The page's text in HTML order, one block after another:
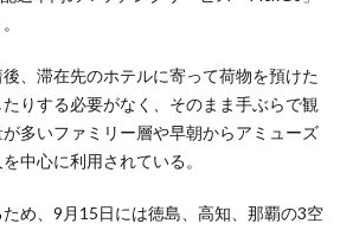
、滞在先のホテルに寄って荷物を預けた
りする必要がなく、そのまま手ぶらで観
多いファミリー層や早朝からアミューズ
中心に利用されている。
め、9月15日には徳島、高知、那覇の3空